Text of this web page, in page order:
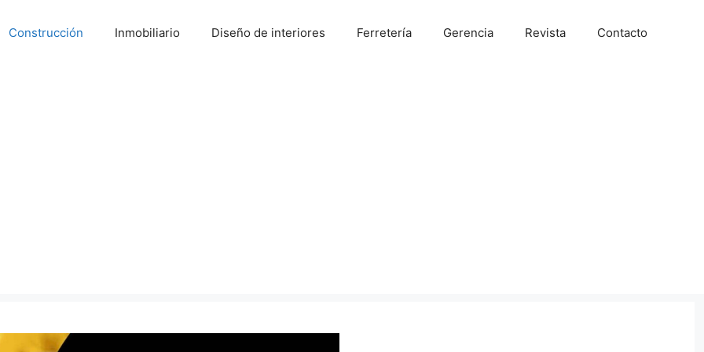
Construcción Inmobiliario Diseño de interiores Ferretería Gerencia Revista Contacto